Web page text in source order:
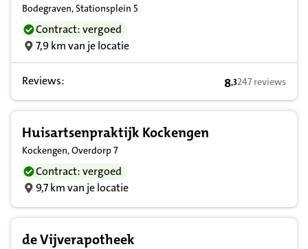
Bodegraven, Stationsplein 5
Contract: vergoed
7,9 km van je locatie
Reviews: 8,3 op basis van
8,3247 reviews
Huisartsenpraktijk Kockengen
Kockengen, Overdorp 7
Contract: vergoed
9,7 km van je locatie
de Vijverapotheek